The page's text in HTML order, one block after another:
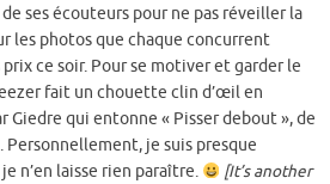
ses écouteurs pour ne pas réveiller la
les photos que chaque concurrent
ce soir. Pour se motiver et garder le
fait un chouette clin d’œil en
qui entonne « Pisser debout », de
je suis presque
n’en laisse rien paraître.
[It’s another